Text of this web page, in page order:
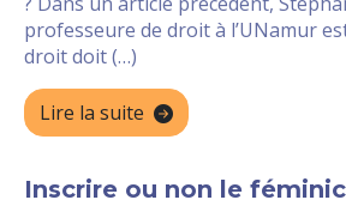
professeure de droit à l’UNamur
droit doit (…)
Lire la suite
Inscrire ou non le